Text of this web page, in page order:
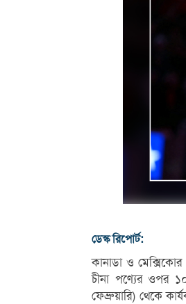
ডেস্ক রিপোর্ট:
কানাডা ও মেক্সিকোর
চীনা পণ্যের ওপর
ফেব্রুয়ারি) থেকে